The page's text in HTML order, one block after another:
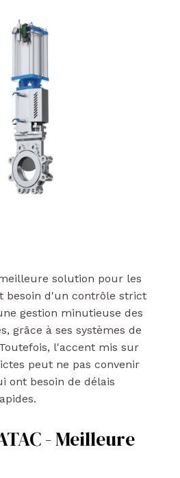
solution pour les
besoin d'un contrôle strict
gestion minutieuse des
grâce à ses systèmes de
l'accent mis sur
peut ne pas convenir
ont besoin de délais
- Meilleure